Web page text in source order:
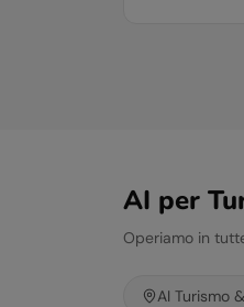
AI per
Operiamo in
AI Turismo